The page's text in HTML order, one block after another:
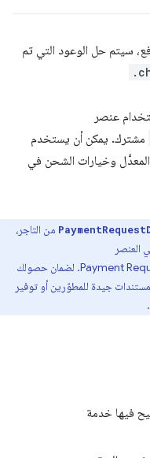
حل الوعود التي تم
عنصر
يمكن أن يستخدم
وخيارات الشحن في
من التاجر،
باستخدام Payment Request API. لضمان حصولك
جيدة للمطوّرين أو توفير
خدمة